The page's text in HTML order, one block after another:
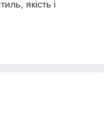
якість і